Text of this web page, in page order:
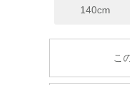
140cm